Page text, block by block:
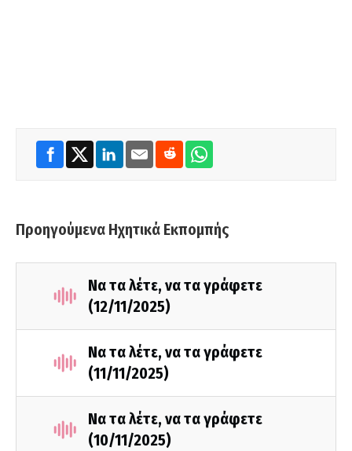
Προηγούμενα Ηχητικά Εκπομπής
Να τα λέτε, να τα γράφετε
(12/11/2025)
Να τα λέτε, να τα γράφετε
(11/11/2025)
Να τα λέτε, να τα γράφετε
(10/11/2025)